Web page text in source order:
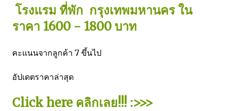
โรงแรม ที่พัก กรุงเทพมหานคร ใน
ราคา 1600 - 1800 บาท
คะแนนจากลูกค้า 7 ขึ้นไป
อัปเดตราคาล่าสุด
Click here คลิกเลย!!! :>>>